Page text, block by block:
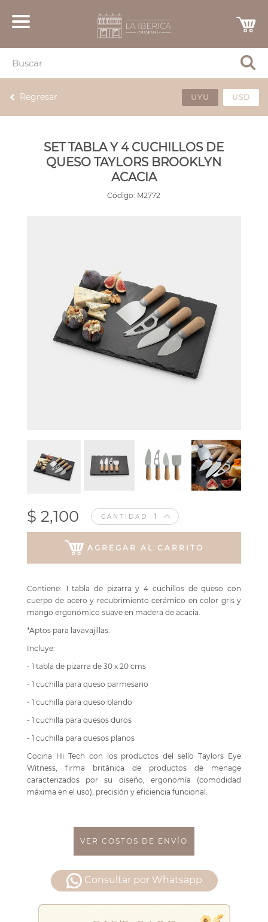
Regresar UYU USD
SET TABLA Y 4 CUCHILLOS DE
QUESO TAYLORS BROOKLYN
ACACIA
Código: M2772
$ 2,100 CANTIDAD
AGREGAR AL CARRITO
Contiene: 1 tabla de pizarra y 4 cuchillos de queso con
cuerpo de acero y recubrimiento cerámico en color gris y
mango ergonómico suave en madera de acacia.
*Aptos para lavavajillas.
Incluye:
- 1 tabla de pizarra de 30 x 20 cms
- 1 cuchilla para queso parmesano
- 1 cuchilla para queso blando
- 1 cuchilla para quesos duros
- 1 cuchilla para quesos planos
Cocina Hi Tech con los productos del sello Taylors Eye
Witness, firma británica de productos de menage
caracterizados por su diseño, ergonomía (comodidad
máxima en el uso), precisión y eficiencia funcional.
VER COSTOS DE ENVÍO
Consultar por Whatsapp